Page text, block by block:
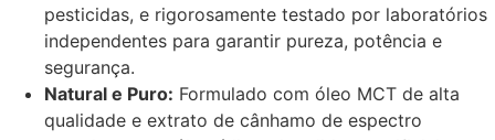
pesticidas, e rigorosamente testado por laboratórios
independentes para garantir pureza, potência e
segurança.
Natural e Puro: Formulado com óleo MCT de alta
qualidade e extrato de cânhamo de espectro